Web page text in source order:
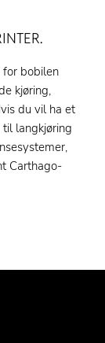
for bobilen
kjøring,
du vil ha et
langkjøring
Carthago-